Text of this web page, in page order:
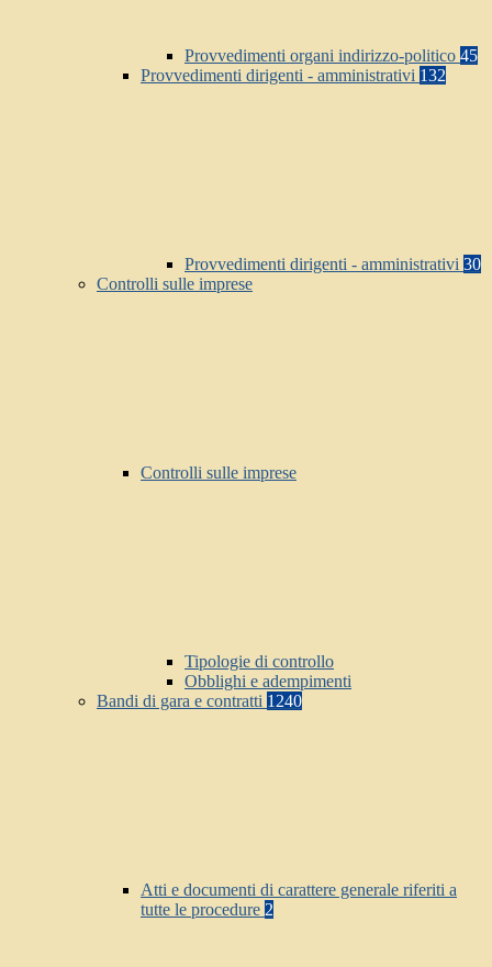
Provvedimenti organi indirizzo-politico 45
Provvedimenti dirigenti - amministrativi 132
Provvedimenti dirigenti - amministrativi 30
Controlli sulle imprese
Controlli sulle imprese
Tipologie di controllo
Obblighi e adempimenti
Bandi di gara e contratti 1240
Atti e documenti di carattere generale riferiti a
tutte le procedure 2